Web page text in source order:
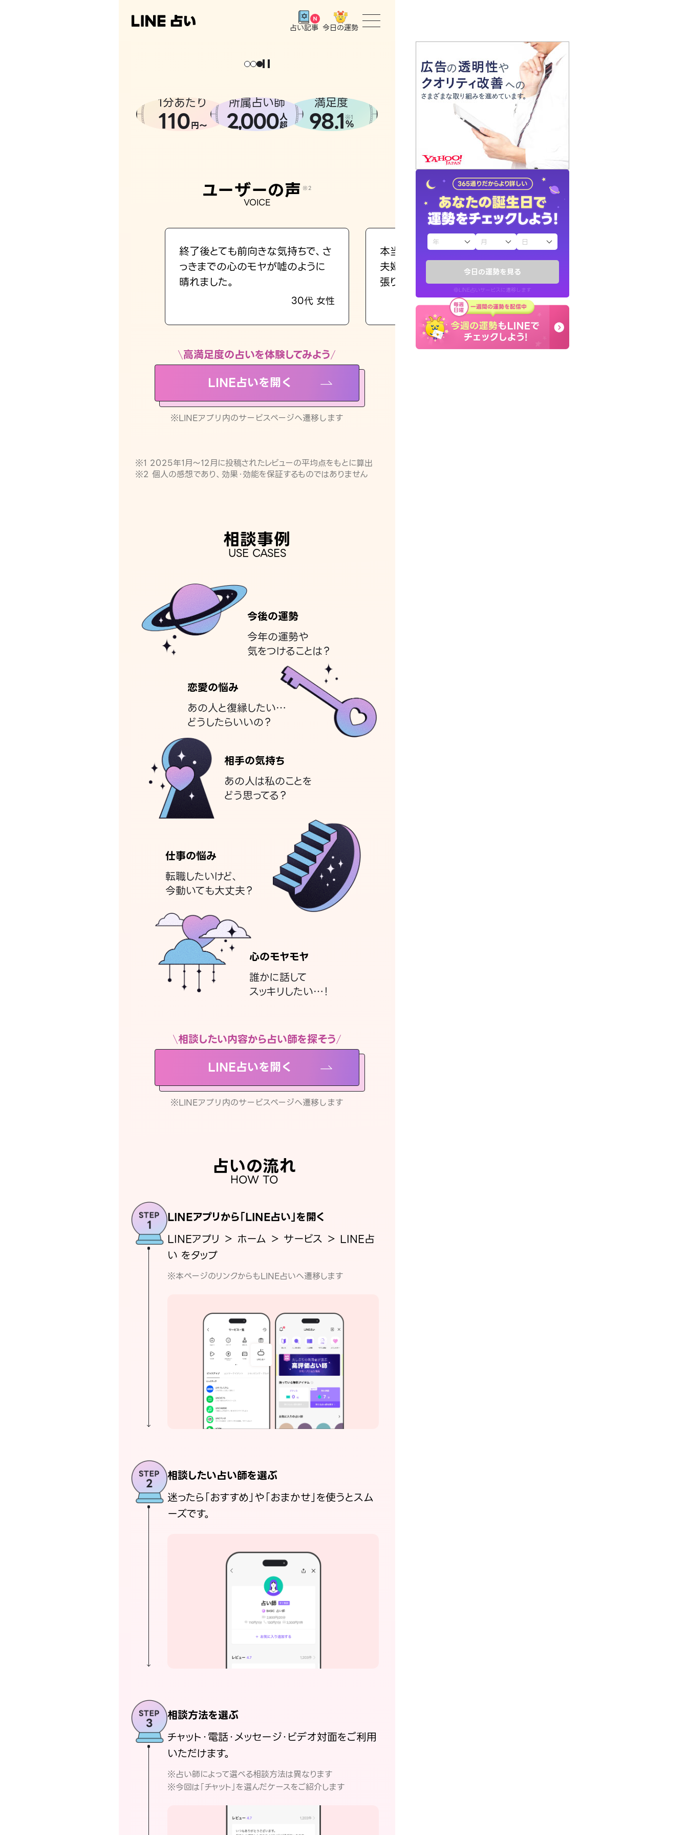
今日の運勢を見る
※LINE占いサービスに遷移します
占い記事 今日の運勢
トップ
ユーザーの声
占いの流れ
おすすめの占い師
よくある質問
えもじの子（占）12星座占い
お知らせ
。
1分あたり
110円〜
所属占い師
2,000人
超
満足度
98.1 ※1
%
ユーザーの声 ※2
VOICE
終了後とても前向きな気持ちで、さ
っきまでの心のモヤが嘘のように
晴れました。
30代 女性
本当に相談してよかったです。今は
夫婦で乗り越える時期ですね。頑
張ります！
30代 女性
高満足度の占いを体験してみよう
LINE占いを開く
※LINEアプリ内のサービスページへ遷移します
※1 2025年1月〜12月に投稿されたレビューの平均点をもとに算出
※2 個人の感想であり、効果・効能を保証するものではありません
相談事例
USE CASES
今後の運勢
今年の運勢や
気をつけることは？
恋愛の悩み
あの人と復縁したい…
どうしたらいいの？
相手の気持ち
あの人は私のことを
どう思ってる？
仕事の悩み
転職したいけど、
今動いても大丈夫？
心のモヤモヤ
誰かに話して
スッキリしたい…！
相談したい内容から占い師を探そう
LINE占いを開く
※LINEアプリ内のサービスページへ遷移します
占いの流れ
HOW TO
LINEアプリから「LINE占い」を開く
LINEアプリ ＞ ホーム ＞ サービス ＞ LINE占
い をタップ
※本ページのリンクからもLINE占いへ遷移します
相談したい占い師を選ぶ
迷ったら「おすすめ」や「おまかせ」を使うとスム
ーズです。
相談方法を選ぶ
チャット・電話・メッセージ・ビデオ対面をご利用
いただけます。
※占い師によって選べる相談方法は異なります
※今回は「チャット」を選んだケースをご紹介します